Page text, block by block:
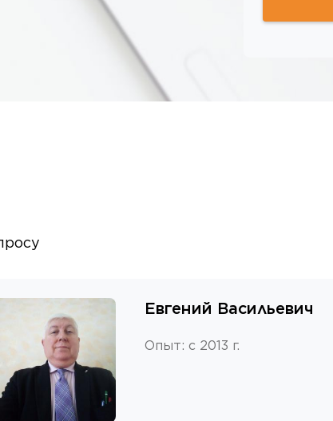
Евгений Васильевич
Опыт: с 2013 г.